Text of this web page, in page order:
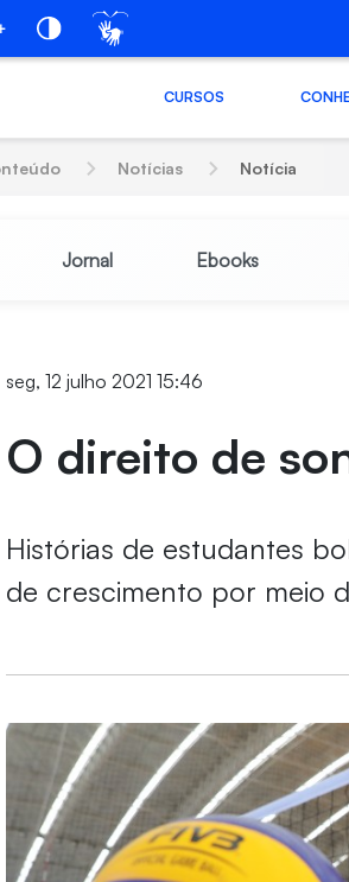
CURSOS
Notícias Notícia
Jornal Ebooks
seg, 12 julho 2021 15:46
O direito de
Histórias de estudantes
de crescimento por meio